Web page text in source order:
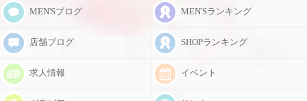
て愛されるステキな女性を目指
し、共に学び、共に成長していけ
るお店を日々つくり続けます😊
🍽 食事処アカウント
Instagram【@club_eye_foods1】
では、街中やおすすめの飲食店を
どんどん紹介中✨ ぜひフォロー
してください😊 🍻 クラブアイ＆
MEN'Sブログ MEN'Sランキング
店舗ブログ SHOPランキング
求人情報 イベント